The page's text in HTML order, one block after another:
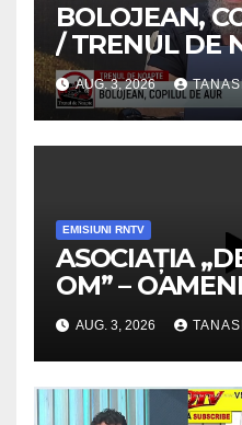
BOLOJEAN,
/ TRENUL DE
/VIDEO
AUG. 3, 2026
EMISIUNI RNTV
ASOCIAȚIA
OM” –
VALOARE
SECRETELE
/VIDEO
AUG. 3, 2026